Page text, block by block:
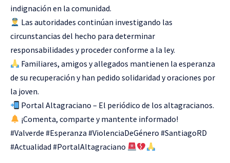
indignación en la comunidad.
Las autoridades continúan investigando las
circunstancias del hecho para determinar
responsabilidades y proceder conforme a la ley.
Familiares, amigos y allegados mantienen la esperanza
de su recuperación y han pedido solidaridad y oraciones por
la joven.
Portal Altagraciano – El periódico de los altagracianos.
¡Comenta, comparte y mantente informado!
#Valverde #Esperanza #ViolenciaDeGénero #SantiagoRD
#Actualidad #PortalAltagraciano